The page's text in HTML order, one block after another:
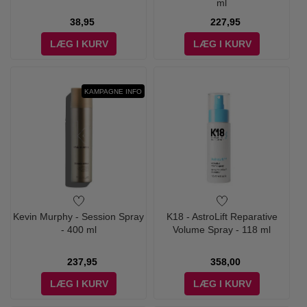
38,95
LÆG I KURV
ml
227,95
LÆG I KURV
KAMPAGNE INFO
Kevin Murphy - Session Spray
- 400 ml
237,95
LÆG I KURV
K18 - AstroLift Reparative
Volume Spray - 118 ml
358,00
LÆG I KURV